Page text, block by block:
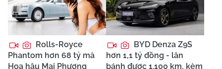
Rolls-Royce
Phantom hơn 68 tỷ mà
Hoa hậu Mai Phương
BYD Denza Z9S
hơn 1,1 tỷ đồng - lăn
bánh được 1.100 km, kèm